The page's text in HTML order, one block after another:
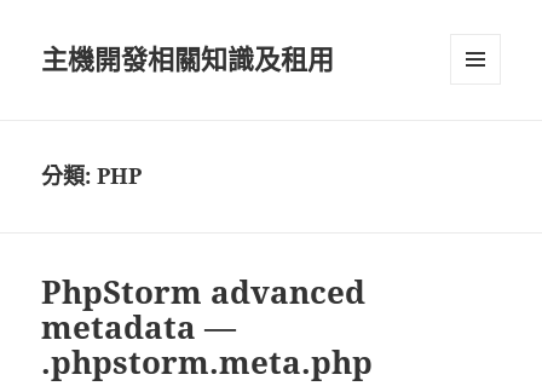
主機開發相關知識及租用
分類:PHP
PhpStorm advanced
metadata —
.phpstorm.meta.php